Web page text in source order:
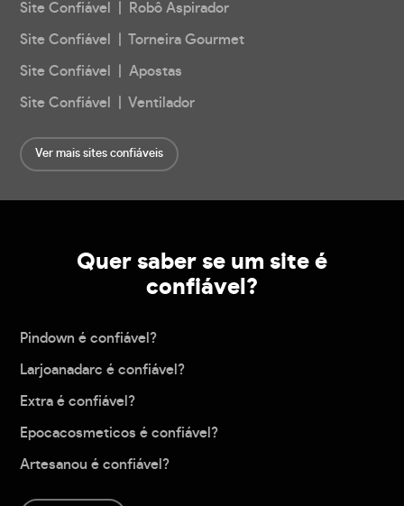
Site Confiável | Robô Aspirador
Site Confiável | Torneira Gourmet
Site Confiável | Apostas
Site Confiável | Ventilador
Ver mais sites confiáveis
Quer saber se um site é
confiável?
Pindown é confiável?
Larjoanadarc é confiável?
Extra é confiável?
Epocacosmeticos é confiável?
Artesanou é confiável?